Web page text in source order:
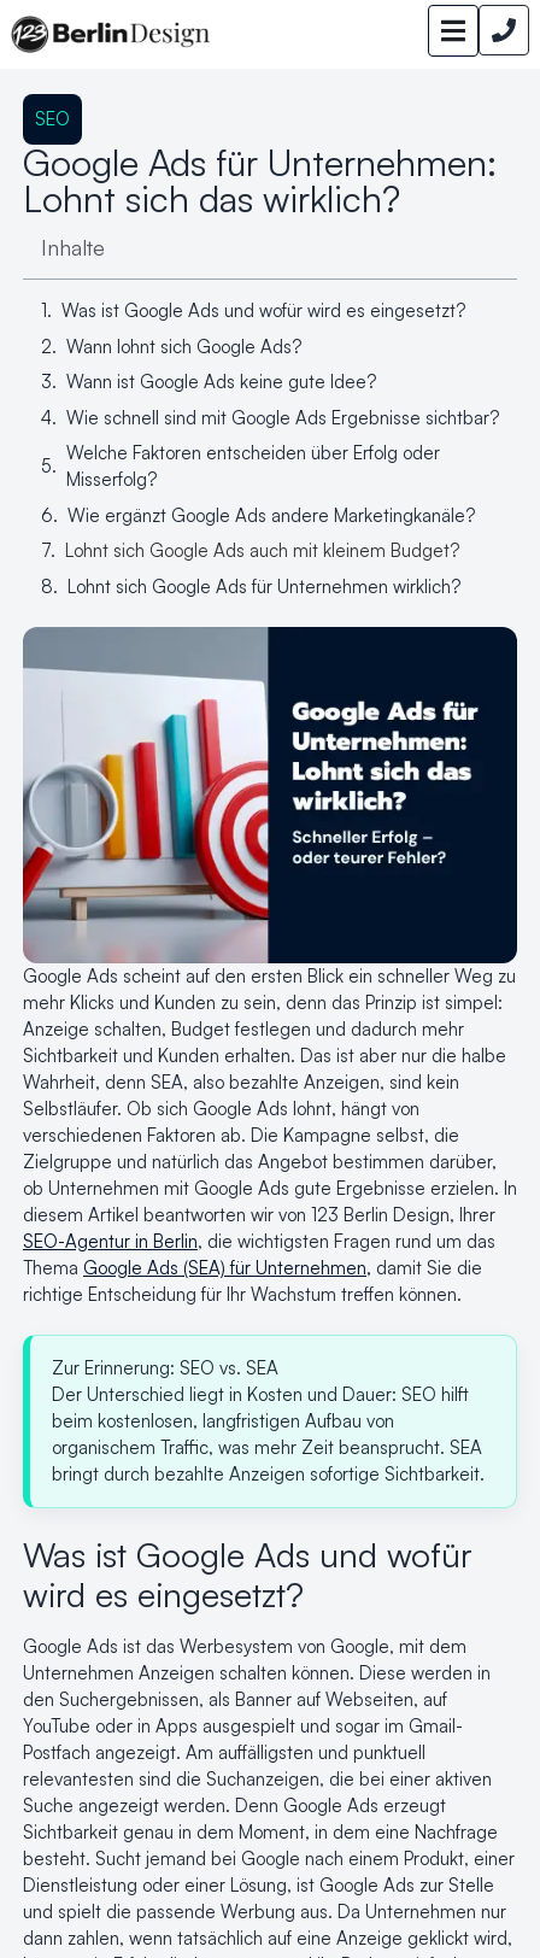
SEO
Google Ads für Unternehmen:
Lohnt sich das wirklich?
Inhalte
Was ist Google Ads und wofür wird es eingesetzt?
Wann lohnt sich Google Ads?
Wann ist Google Ads keine gute Idee?
Wie schnell sind mit Google Ads Ergebnisse sichtbar?
Welche Faktoren entscheiden über Erfolg oder
Misserfolg?
Wie ergänzt Google Ads andere Marketingkanäle?
Lohnt sich Google Ads auch mit kleinem Budget?
Lohnt sich Google Ads für Unternehmen wirklich?
Google Ads scheint auf den ersten Blick ein schneller Weg zu
mehr Klicks und Kunden zu sein, denn das Prinzip ist simpel:
Anzeige schalten, Budget festlegen und dadurch mehr
Sichtbarkeit und Kunden erhalten. Das ist aber nur die halbe
Wahrheit, denn SEA, also bezahlte Anzeigen, sind kein
Selbstläufer. Ob sich Google Ads lohnt, hängt von
verschiedenen Faktoren ab. Die Kampagne selbst, die
Zielgruppe und natürlich das Angebot bestimmen darüber,
ob Unternehmen mit Google Ads gute Ergebnisse erzielen. In
diesem Artikel beantworten wir von 123 Berlin Design, Ihrer
SEO-Agentur in Berlin, die wichtigsten Fragen rund um das
Thema Google Ads (SEA) für Unternehmen, damit Sie die
richtige Entscheidung für Ihr Wachstum treffen können.
Zur Erinnerung: SEO vs. SEA
Der Unterschied liegt in Kosten und Dauer: SEO hilft
beim kostenlosen, langfristigen Aufbau von
organischem Traffic, was mehr Zeit beansprucht. SEA
bringt durch bezahlte Anzeigen sofortige Sichtbarkeit.
Was ist Google Ads und wofür
wird es eingesetzt?
Google Ads ist das Werbesystem von Google, mit dem
Unternehmen Anzeigen schalten können. Diese werden in
den Suchergebnissen, als Banner auf Webseiten, auf
YouTube oder in Apps ausgespielt und sogar im Gmail-
Postfach angezeigt. Am auffälligsten und punktuell
relevantesten sind die Suchanzeigen, die bei einer aktiven
Suche angezeigt werden. Denn Google Ads erzeugt
Sichtbarkeit genau in dem Moment, in dem eine Nachfrage
besteht. Sucht jemand bei Google nach einem Produkt, einer
Dienstleistung oder einer Lösung, ist Google Ads zur Stelle
und spielt die passende Werbung aus. Da Unternehmen nur
dann zahlen, wenn tatsächlich auf eine Anzeige geklickt wird,